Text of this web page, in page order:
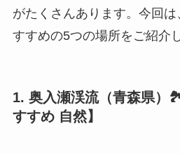
がたくさんあります。今回
すすめの5つの場所をご紹介
1. 奥入瀬渓流（青森県）
すすめ 自然】